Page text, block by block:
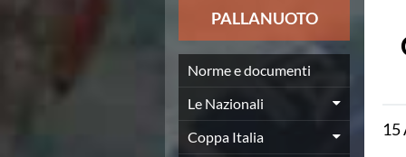
News
Europei a modo Mei
Nuoto
Eventi attività agonistica
Calendario nazionale
Norme e documenti
Risultati e Classifiche
PALLANUOTO
Norme e documenti
Le Nazionali
Coppa Italia
15